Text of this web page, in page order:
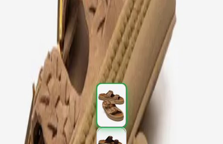
Terlik Camel Süet
Aynı gün kargo
2.277,00 TL3.795,00 TL %40
2.277,00 TL
3.795,00 TL 40
Renk (3)